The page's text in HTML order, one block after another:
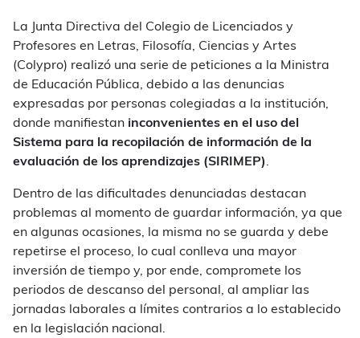
La Junta Directiva del Colegio de Licenciados y
Profesores en Letras, Filosofía, Ciencias y Artes
(Colypro) realizó una serie de peticiones a la Ministra
de Educación Pública, debido a las denuncias
expresadas por personas colegiadas a la institución,
donde manifiestan inconvenientes en el uso del
Sistema para la recopilación de información de la
evaluación de los aprendizajes (SIRIMEP).
Dentro de las dificultades denunciadas destacan
problemas al momento de guardar información, ya que
en algunas ocasiones, la misma no se guarda y debe
repetirse el proceso, lo cual conlleva una mayor
inversión de tiempo y, por ende, compromete los
periodos de descanso del personal, al ampliar las
jornadas laborales a límites contrarios a lo establecido
en la legislación nacional.